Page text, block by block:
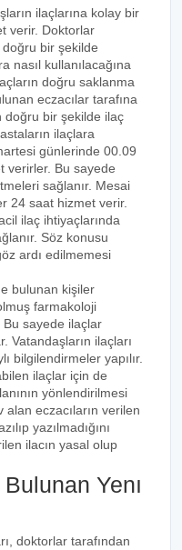
ilaçlarına kolay bir
verir. Doktorlar
doğru bir şekilde
nasıl kullanılacağına
doğru saklanma
eczacılar tarafına
doğru bir şekilde ilaç
ilaçlara
günlerinde 00.09
verirler. Bu sayede
sağlanır. Mesai
24 saat hizmet verir.
ilaç ihtiyaçlarında
Söz konusu
ardı edilmemesi
bulunan kişiler
farmakoloji
Bu sayede ilaçlar
Vatandaşların ilaçları
bilgilendirmeler yapılır.
ilaçlar için de
yönlendirilmesi
eczacıların verilen
yazılmadığını
ilacın yasal olup
Yenı
doktorlar tarafından